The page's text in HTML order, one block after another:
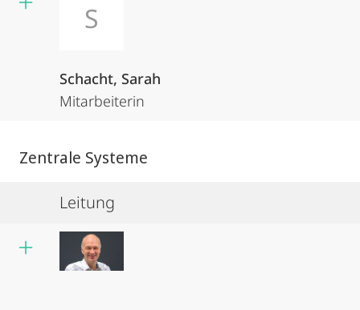
S
Schacht, Sarah
Mitarbeiterin
Zentrale Systeme
Leitung